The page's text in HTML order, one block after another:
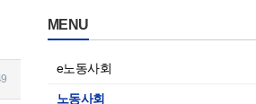
MENU
e노동사회
노동사회